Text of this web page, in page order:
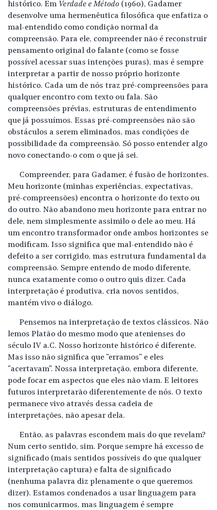
histórico. Em Verdade e Método (1960), Gadamer
desenvolve uma hermenêutica filosófica que enfatiza o
mal-entendido como condição normal da
compreensão. Para ele, compreender não é reconstruir
pensamento original do falante (como se fosse
possível acessar suas intenções puras), mas é sempre
interpretar a partir de nosso próprio horizonte
histórico. Cada um de nós traz pré-compreensões para
qualquer encontro com texto ou fala. São
compreensões prévias, estruturas de entendimento
que já possuímos. Essas pré-compreensões não são
obstáculos a serem eliminados, mas condições de
possibilidade da compreensão. Só posso entender algo
novo conectando-o com o que já sei.
Compreender, para Gadamer, é fusão de horizontes.
Meu horizonte (minhas experiências, expectativas,
pré-compreensões) encontra o horizonte do texto ou
do outro. Não abandono meu horizonte para entrar no
dele, nem simplesmente assimilo o dele ao meu. Há
um encontro transformador onde ambos horizontes se
modificam. Isso significa que mal-entendido não é
defeito a ser corrigido, mas estrutura fundamental da
compreensão. Sempre entendo de modo diferente,
nunca exatamente como o outro quis dizer. Cada
interpretação é produtiva, cria novos sentidos,
mantém vivo o diálogo.
Pensemos na interpretação de textos clássicos. Não
lemos Platão do mesmo modo que atenienses do
século IV a.C. Nosso horizonte histórico é diferente.
Mas isso não significa que "erramos" e eles
"acertavam". Nossa interpretação, embora diferente,
pode focar em aspectos que eles não viam. E leitores
futuros interpretarão diferentemente de nós. O texto
permanece vivo através dessa cadeia de
interpretações, não apesar dela.
Então, as palavras escondem mais do que revelam?
Num certo sentido, sim. Porque sempre há excesso de
significado (mais sentidos possíveis do que qualquer
interpretação captura) e falta de significado
(nenhuma palavra diz plenamente o que queremos
dizer). Estamos condenados a usar linguagem para
nos comunicarmos, mas linguagem é sempre